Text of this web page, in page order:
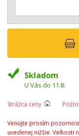
Skladom
U Vás do 11.8.
Strážca ceny
Venujte prosím
uvedenej nižšie. Veľkosti